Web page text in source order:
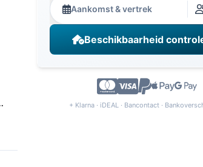
Aankomst & vertrek
Beschikbaarheid
+ Klarna · iDEAL · Bancontact ·